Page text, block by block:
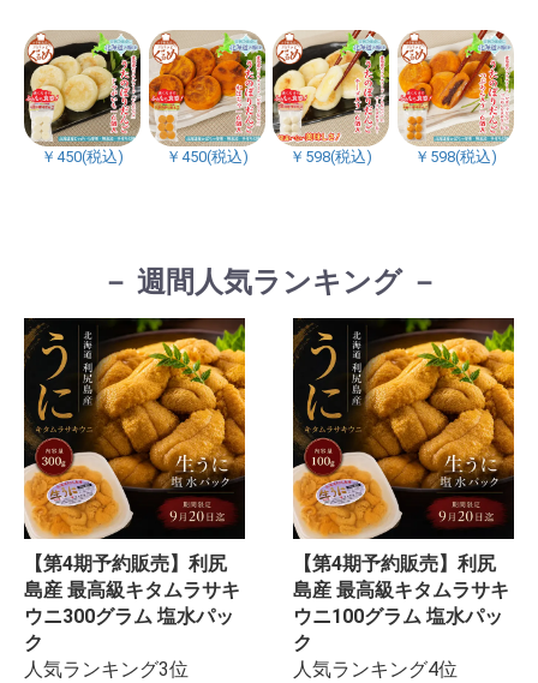
￥450(税込) ￥450(税込) ￥598(税込) ￥598(税込)
－ 週間人気ランキング －
【第4期予約販売】利尻
島産 最高級キタムラサキ
ウニ300グラム 塩水パッ
ク
人気ランキング3位
【第4期予約販売】利尻
島産 最高級キタムラサキ
ウニ100グラム 塩水パッ
ク
人気ランキング4位